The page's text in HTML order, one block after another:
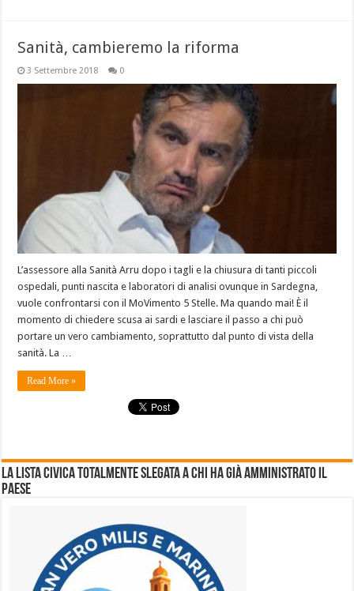
Sanità, cambieremo la riforma
3 Settembre 2018 0
L’assessore alla Sanità Arru dopo i tagli e la chiusura di tanti piccoli
ospedali, punti nascita e laboratori di analisi ovunque in Sardegna,
vuole confrontarsi con il MoVimento 5 Stelle. Ma quando mai! È il
momento di chiedere scusa ai sardi e lasciare il passo a chi può
portare un vero cambiamento, soprattutto dal punto di vista della
sanità. La …
Read More »
La lista civica totalmente slegata a chi ha già amministrato il
Paese